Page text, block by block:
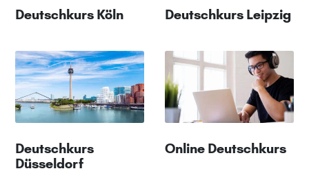
Deutschkurs Köln Deutschkurs Leipzig
Deutschkurs
Düsseldorf
Online Deutschkurs